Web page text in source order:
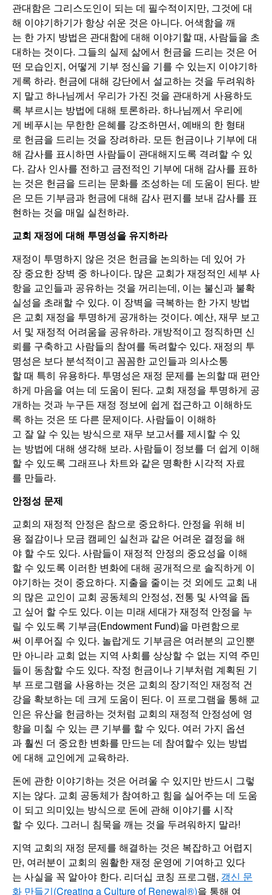
관대함은 그리스도인이 되는 데 필수적이지만, 그것에 대
해 이야기하기가 항상 쉬운 것은 아니다. 어색함을 깨
는 한 가지 방법은 관대함에 대해 이야기할 때, 사람들을 초
대하는 것이다. 그들의 실제 삶에서 헌금을 드리는 것은 어
떤 모습인지, 어떻게 기부 정신을 기를 수 있는지 이야기하
게록 하라. 헌금에 대해 강단에서 설교하는 것을 두려워하
지 말고 하나님께서 우리가 가진 것을 관대하게 사용하도
록 부르시는 방법에 대해 토론하라. 하나님께서 우리에
게 베푸시는 무한한 은혜를 강조하면서, 예배의 한 형태
로 헌금을 드리는 것을 장려하라. 모든 헌금이나 기부에 대
해 감사를 표시하면 사람들이 관대해지도록 격려할 수 있
다. 감사 인사를 전하고 금전적인 기부에 대해 감사를 표하
는 것은 헌금을 드리는 문화를 조성하는 데 도움이 된다. 받
은 모든 기부금과 헌금에 대해 감사 편지를 보내 감사를 표
현하는 것을 매일 실천하라.
교회 재정에 대해 투명성을 유지하라
재정이 투명하지 않은 것은 헌금을 논의하는 데 있어 가
장 중요한 장벽 중 하나이다. 많은 교회가 재정적인 세부 사
항을 교인들과 공유하는 것을 꺼리는데, 이는 불신과 불확
실성을 초래할 수 있다. 이 장벽을 극복하는 한 가지 방법
은 교회 재정을 투명하게 공개하는 것이다. 예산, 재무 보고
서 및 재정적 어려움을 공유하라. 개방적이고 정직하면 신
뢰를 구축하고 사람들의 참여를 독려할수 있다. 재정의 투
명성은 보다 분석적이고 꼼꼼한 교인들과 의사소통
할 때 특히 유용하다. 투명성은 재정 문제를 논의할 때 편안
하게 마음을 여는 데 도움이 된다. 교회 재정을 투명하게 공
개하는 것과 누구든 재정 정보에 쉽게 접근하고 이해하도
록 하는 것은 또 다른 문제이다. 사람들이 이해하
고 잘 알 수 있는 방식으로 재무 보고서를 제시할 수 있
는 방법에 대해 생각해 보라. 사람들이 정보를 더 쉽게 이해
할 수 있도록 그래프나 차트와 같은 명확한 시각적 자료
를 만들라.
안정성 문제
교회의 재정적 안정은 참으로 중요하다. 안정을 위해 비
용 절감이나 모금 캠페인 실천과 같은 어려운 결정을 해
야 할 수도 있다. 사람들이 재정적 안정의 중요성을 이해
할 수 있도록 이러한 변화에 대해 공개적으로 솔직하게 이
야기하는 것이 중요하다. 지출을 줄이는 것 외에도 교회 내
의 많은 교인이 교회 공동체의 안정성, 전통 및 사역을 돕
고 싶어 할 수도 있다. 이는 미래 세대가 재정적 안정을 누
릴 수 있도록 기부금(Endowment Fund)을 마련함으로
써 이루어질 수 있다. 놀랍게도 기부금은 여러분의 교인뿐
만 아니라 교회 없는 지역 사회를 상상할 수 없는 지역 주민
들이 동참할 수도 있다. 작정 헌금이나 기부처럼 계획된 기
부 프로그램을 사용하는 것은 교회의 장기적인 재정적 건
강을 확보하는 데 크게 도움이 된다. 이 프로그램을 통해 교
인은 유산을 헌금하는 것처럼 교회의 재정적 안정성에 영
향을 미칠 수 있는 큰 기부를 할 수 있다. 여러 가지 옵션
과 훨씬 더 중요한 변화를 만드는 데 참여할수 있는 방법
에 대해 교인에게 교육하라.
돈에 관한 이야기하는 것은 어려울 수 있지만 반드시 그렇
지는 않다. 교회 공동체가 참여하고 힘을 실어주는 데 도움
이 되고 의미있는 방식으로 돈에 관해 이야기를 시작
할 수 있다. 그러니 침묵을 깨는 것을 두려워하지 말라!
지역 교회의 재정 문제를 해결하는 것은 복잡하고 어렵지
만, 여러분이 교회의 원활한 재정 운영에 기여하고 있다
는 사실을 꼭 알아야 한다. 리더십 코칭 프로그램, 갱신 문
화 만들기(Creating a Culture of Renewal®)을 통해 여